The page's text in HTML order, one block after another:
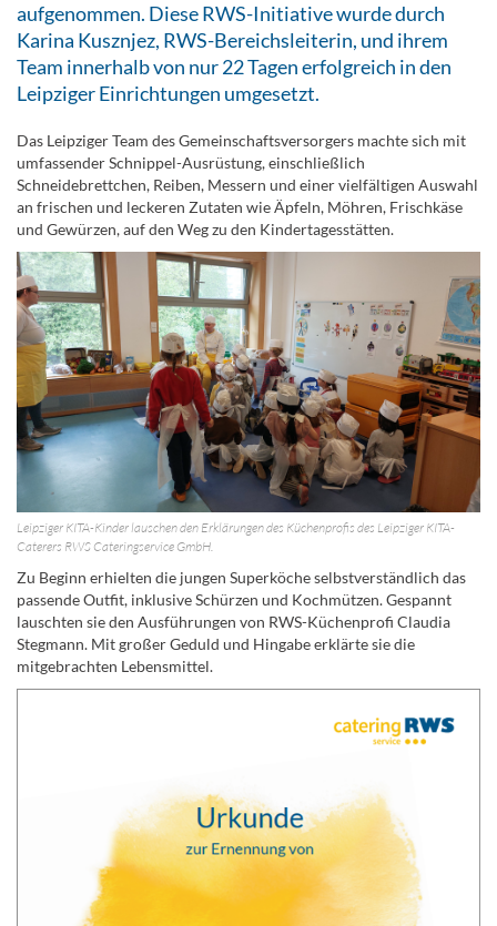
aufgenommen. Diese RWS-Initiative wurde durch
Karina Kusznjez, RWS-Bereichsleiterin, und ihrem
Team innerhalb von nur 22 Tagen erfolgreich in den
Leipziger Einrichtungen umgesetzt.
Das Leipziger Team des Gemeinschaftsversorgers machte sich mit
umfassender Schnippel-Ausrüstung, einschließlich
Schneidebrettchen, Reiben, Messern und einer vielfältigen Auswahl
an frischen und leckeren Zutaten wie Äpfeln, Möhren, Frischkäse
und Gewürzen, auf den Weg zu den Kindertagesstätten.
Leipziger KITA-Kinder lauschen den Erklärungen des Küchenprofis des Leipziger KITA-
Caterers RWS Cateringservice GmbH.
Zu Beginn erhielten die jungen Superköche selbstverständlich das
passende Outfit, inklusive Schürzen und Kochmützen. Gespannt
lauschten sie den Ausführungen von RWS-Küchenprofi Claudia
Stegmann. Mit großer Geduld und Hingabe erklärte sie die
mitgebrachten Lebensmittel.